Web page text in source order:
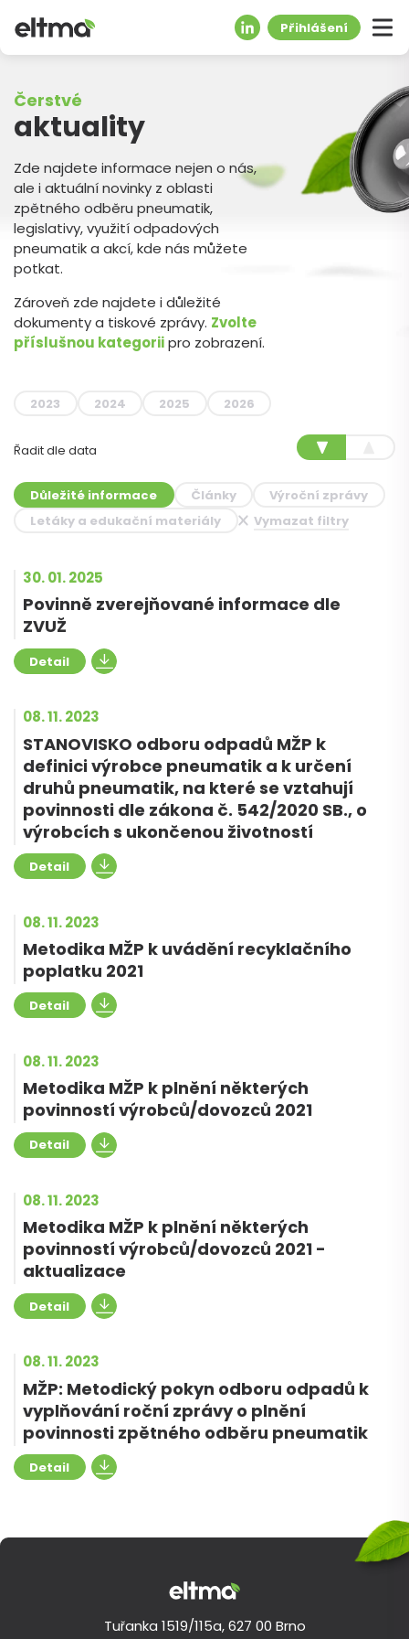
Přihlášení
Čerstvé
aktuality
Zde najdete informace nejen o nás,
ale i aktuální novinky z oblasti
zpětného odběru pneumatik,
legislativy, využití odpadových
pneumatik a akcí, kde nás můžete
potkat.
Zároveň zde najdete i důležité
dokumenty a tiskové zprávy. Zvolte
příslušnou kategorii pro zobrazení.
2023 2024 2025 2026
Řadit dle data
Důležité informace Články Výroční zprávy
Letáky a edukační materiály Vymazat filtry
30. 01. 2025
Povinně zverejňované informace dle
ZVUŽ
Detail
08. 11. 2023
STANOVISKO odboru odpadů MŽP k
definici výrobce pneumatik a k určení
druhů pneumatik, na které se vztahují
povinnosti dle zákona č. 542/2020 SB., o
výrobcích s ukončenou životností
Detail
08. 11. 2023
Metodika MŽP k uvádění recyklačního
poplatku 2021
Detail
08. 11. 2023
Metodika MŽP k plnění některých
povinností výrobců/dovozců 2021
Detail
08. 11. 2023
Metodika MŽP k plnění některých
povinností výrobců/dovozců 2021 -
aktualizace
Detail
08. 11. 2023
MŽP: Metodický pokyn odboru odpadů k
vyplňování roční zprávy o plnění
povinnosti zpětného odběru pneumatik
Detail
Tuřanka 1519/115a, 627 00 Brno